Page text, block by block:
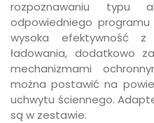
rozpoznawaniu typu
odpowiedniego
wysoka efektywność z
ładowania, dodatkowo
mechanizmami
można postawić na
uchwytu ściennego.
są w zestawie.